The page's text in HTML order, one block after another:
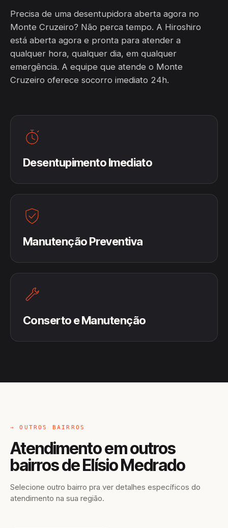
Precisa de uma desentupidora aberta agora no
Monte Cruzeiro? Não perca tempo. A Hiroshiro
está aberta agora e pronta para atender a
qualquer hora, qualquer dia, em qualquer
emergência. A equipe que atende o Monte
Cruzeiro oferece socorro imediato 24h.
Desentupimento Imediato
Manutenção Preventiva
Conserto e Manutenção
→ OUTROS BAIRROS
Atendimento em outros
bairros de Elísio Medrado
Selecione outro bairro pra ver detalhes específicos do
atendimento na sua região.